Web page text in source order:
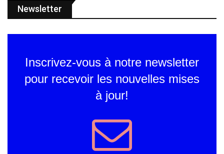
Newsletter
Inscrivez-vous à notre newsletter
pour recevoir les nouvelles mises
à jour!